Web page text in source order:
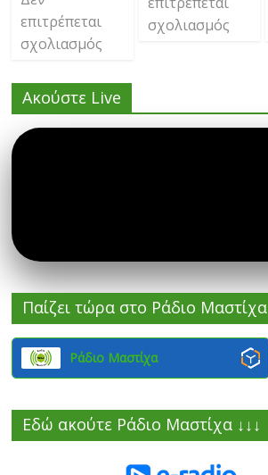
επιτρέπεται
σχολιασμός
σχολιασμός
Ακούστε Live
Παίζει τώρα στο Ράδιο Μαστίχα
Ράδιο Μαστίχα
Εδώ ακούτε Ράδιο Μαστίχα ↓↓↓